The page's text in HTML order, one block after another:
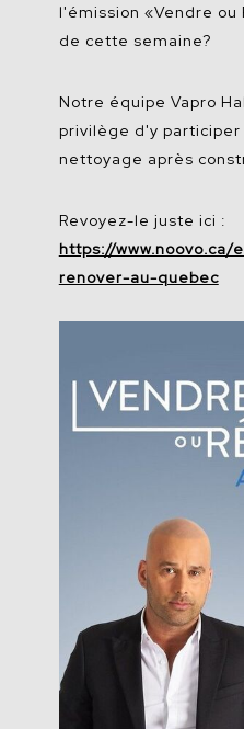
l'émission «Vendre ou
de cette semaine?
Notre équipe Vapro
privilège d'y participer
nettoyage après
Revoyez-le juste ici :
https://
renover-au-quebec